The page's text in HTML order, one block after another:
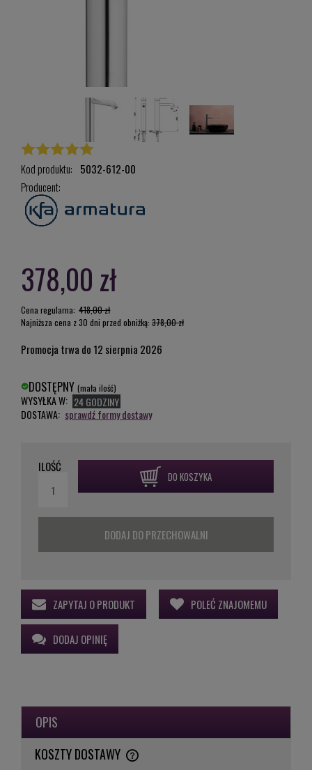
Kod produktu: 5032-612-00
Producent:
378,00 zł
Cena regularna: 418,00 zł
Najniższa cena z 30 dni przed obniżką: 378,00 zł
Promocja trwa do 12 sierpnia 2026
DOSTĘPNY (mała ilość)
WYSYŁKA W: 24 GODZINY
DOSTAWA: sprawdź formy dostawy
ILOŚĆ
DO KOSZYKA
DODAJ DO PRZECHOWALNI
ZAPYTAJ O PRODUKT POLEĆ ZNAJOMEMU
DODAJ OPINIĘ
OPIS
KOSZTY DOSTAWY
CENA NIE ZAWIERA EWENTUALNYCH KOSZTÓW PŁATNOŚCI